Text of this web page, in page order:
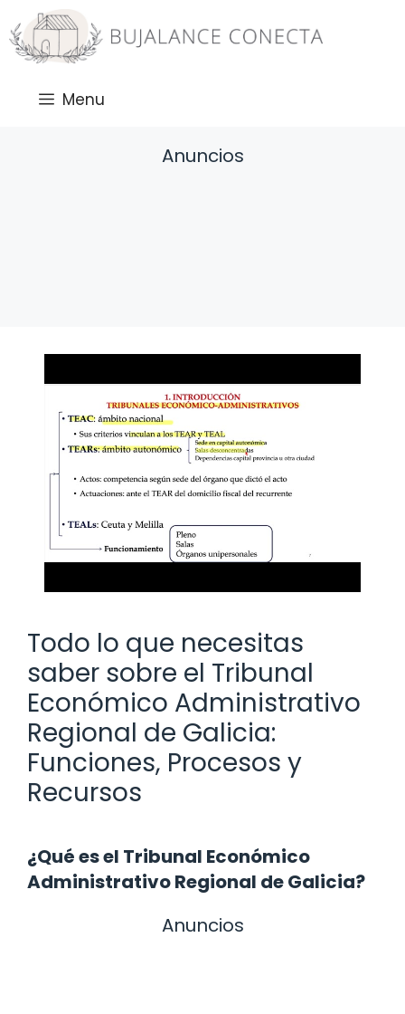
Saltar
al
contenido
Menu
Anuncios
Todo lo que necesitas
saber sobre el Tribunal
Económico Administrativo
Regional de Galicia:
Funciones, Procesos y
Recursos
¿Qué es el Tribunal Económico
Administrativo Regional de Galicia?
Anuncios